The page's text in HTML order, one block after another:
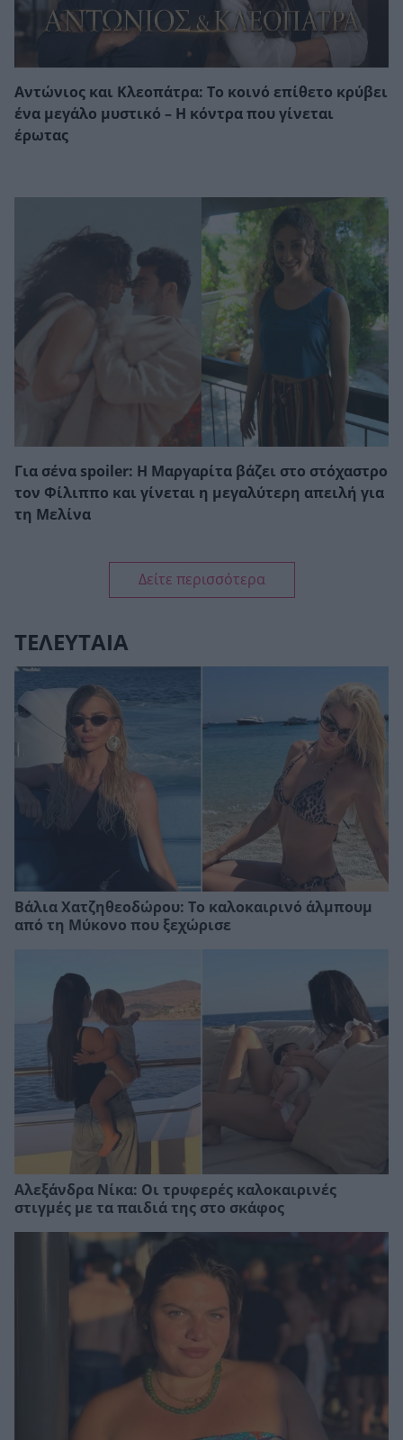
Αντώνιος και Κλεοπάτρα: Το κοινό επίθετο κρύβει
ένα μεγάλο μυστικό – Η κόντρα που γίνεται
έρωτας
Για σένα spoiler: Η Μαργαρίτα βάζει στο στόχαστρο
τον Φίλιππο και γίνεται η μεγαλύτερη απειλή για
τη Μελίνα
Δείτε περισσότερα
ΤΕΛΕΥΤΑΙΑ
Βάλια Χατζηθεοδώρου: Το καλοκαιρινό άλμπουμ
από τη Μύκονο που ξεχώρισε
Αλεξάνδρα Νίκα: Οι τρυφερές καλοκαιρινές
στιγμές με τα παιδιά της στο σκάφος